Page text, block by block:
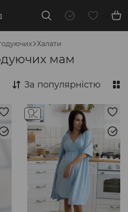
Халати
мам
За популярністю